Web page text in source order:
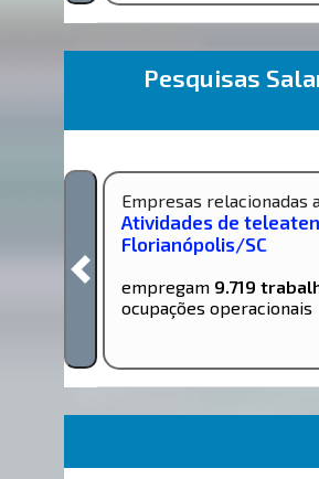
Pesquisas
Empresas relacionadas
Atividades de
Florianópolis/SC
empregam 9.719
ocupações operacionais